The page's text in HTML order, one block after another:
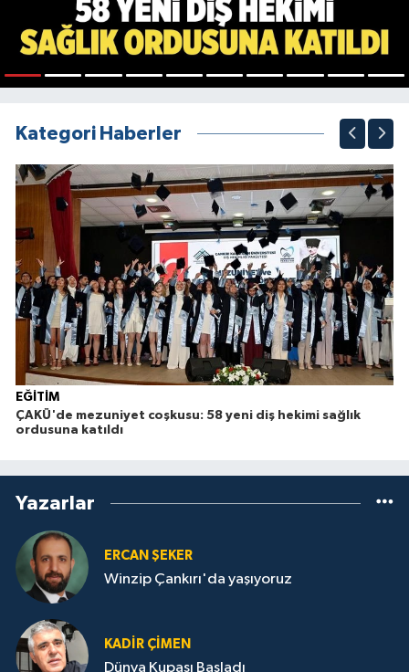
Kategori Haberler
EĞİTİM
ÇAKÜ'de mezuniyet coşkusu: 58 yeni diş hekimi sağlık
ordusuna katıldı
Yazarlar
ERCAN ŞEKER
Winzip Çankırı'da yaşıyoruz
KADIR ÇIMEN
Dünya Kupası Başladı